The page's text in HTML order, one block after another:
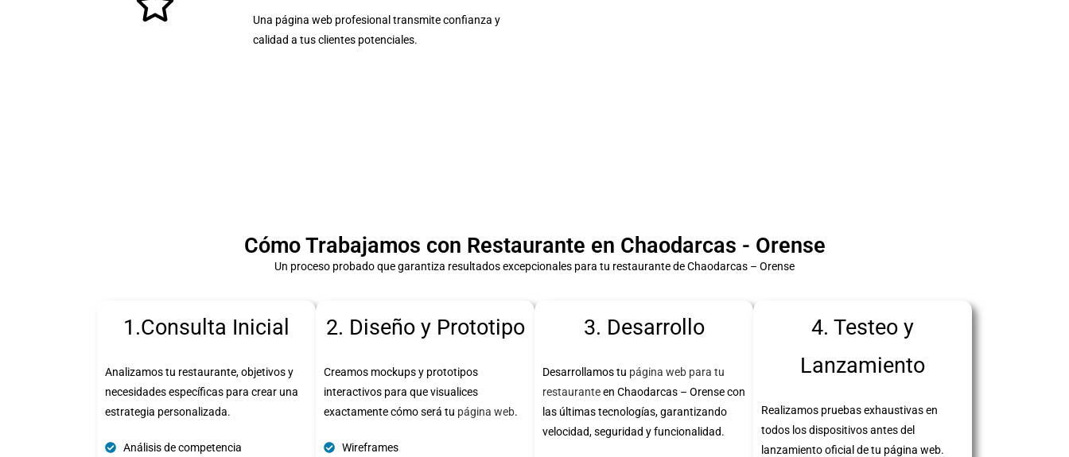
Una página web profesional transmite confianza y
calidad a tus clientes potenciales.
Cómo Trabajamos con Restaurante en Chaodarcas - Orense
Un proceso probado que garantiza resultados excepcionales para tu restaurante de Chaodarcas – Orense
1.Consulta Inicial
Analizamos tu restaurante, objetivos y
necesidades específicas para crear una
estrategia personalizada.
Análisis de competencia
2. Diseño y Prototipo
Creamos mockups y prototipos
interactivos para que visualices
exactamente cómo será tu página web.
Wireframes
3. Desarrollo
Desarrollamos tu página web para tu
restauranteen Chaodarcas – Orense con
las últimas tecnologías, garantizando
velocidad, seguridad y funcionalidad.
4. Testeo y
Lanzamiento
Realizamos pruebas exhaustivas en
todos los dispositivos antes del
lanzamiento oficial de tu página web.